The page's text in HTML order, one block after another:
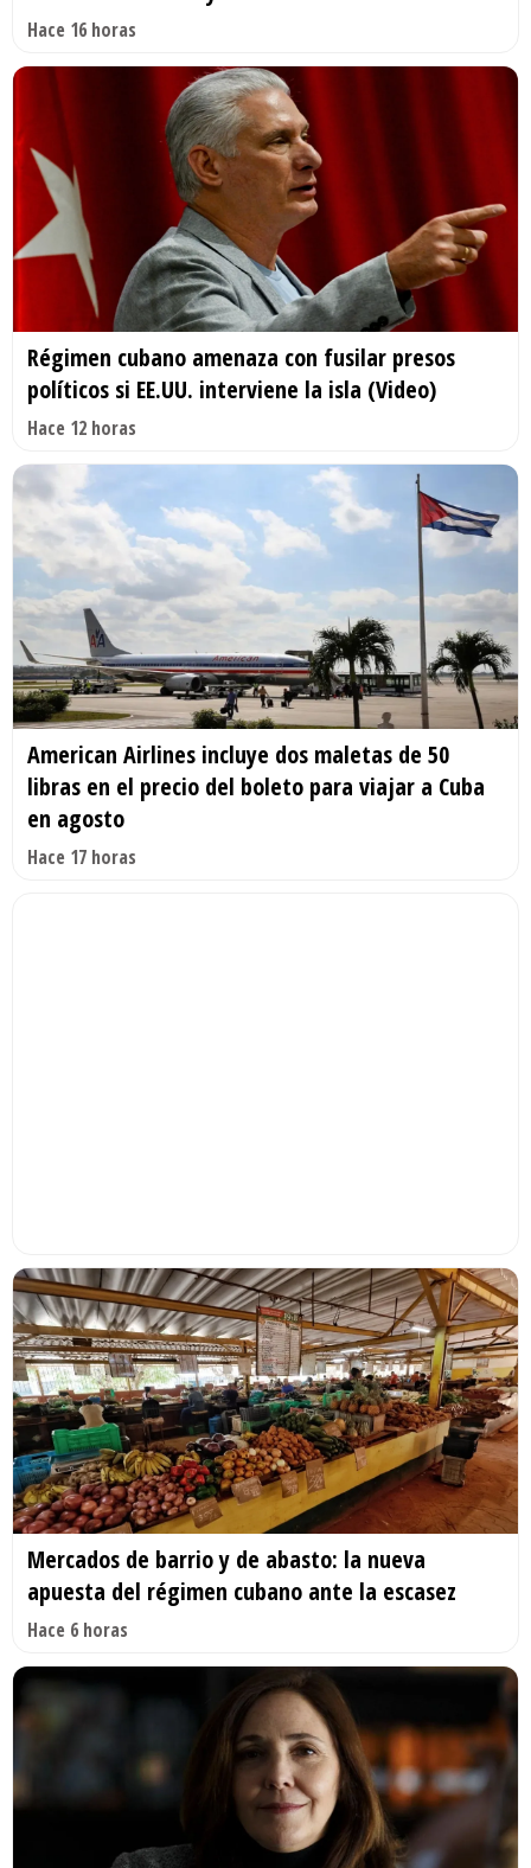
Hace 16 horas
Régimen cubano amenaza con fusilar presos
políticos si EE.UU. interviene la isla (Video)
Hace 12 horas
American Airlines incluye dos maletas de 50
libras en el precio del boleto para viajar a Cuba
en agosto
Hace 17 horas
Mercados de barrio y de abasto: la nueva
apuesta del régimen cubano ante la escasez
Hace 6 horas